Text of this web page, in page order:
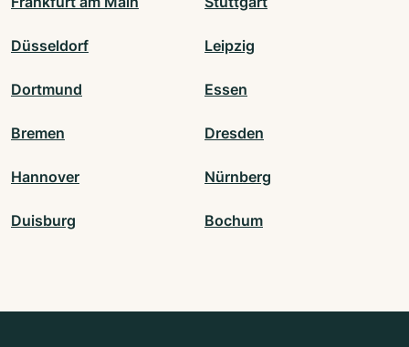
Düsseldorf Leipzig
Dortmund Essen
Bremen Dresden
Hannover Nürnberg
Duisburg Bochum